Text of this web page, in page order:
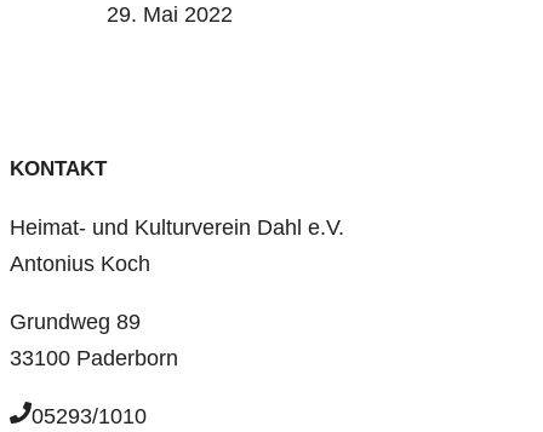
29. Mai 2022
KONTAKT
Heimat- und Kulturverein Dahl e.V.
Antonius Koch
Grundweg 89
33100 Paderborn
05293/1010